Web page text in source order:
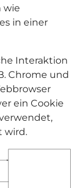
wie
in einer
Interaktion
Chrome und
ein Cookie
wird.